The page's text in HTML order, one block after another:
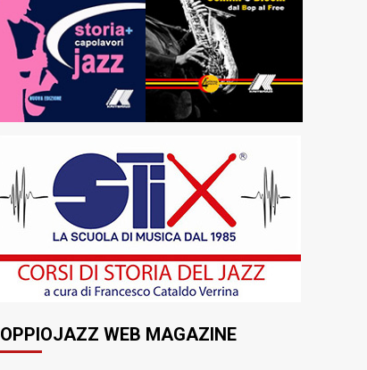
WEB MAGAZINE